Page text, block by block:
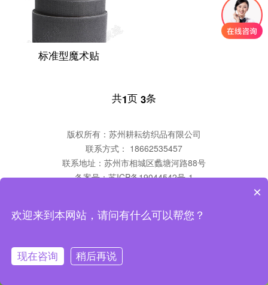
标准型魔术贴
共1页 3条
版权所有：苏州耕耘纺织品有限公司
联系方式： 18662535457
联系地址：苏州市相城区蠡塘河路88号
备案号：苏ICP备19044542号-1
×
欢迎来到本网站，请问有什么可以帮您？
现在咨询 稍后再说